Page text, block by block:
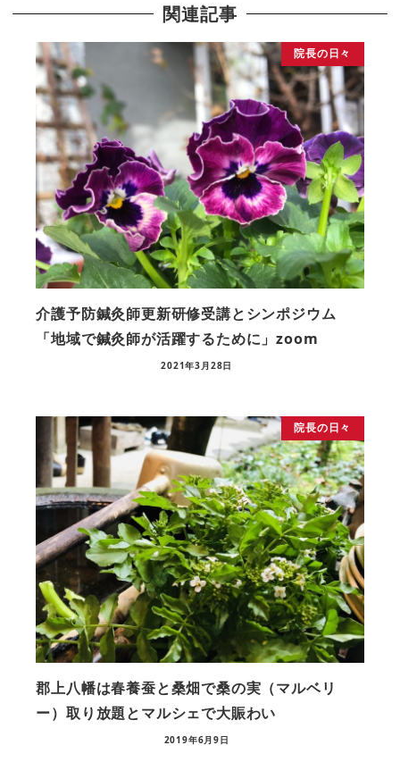
関連記事
院長の日々
介護予防鍼灸師更新研修受講とシンポジウム
「地域で鍼灸師が活躍するために」zoom
2021年3月28日
院長の日々
郡上八幡は春養蚕と桑畑で桑の実（マルベリ
ー）取り放題とマルシェで大賑わい
2019年6月9日